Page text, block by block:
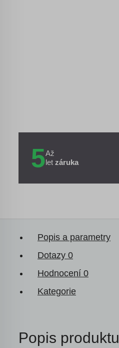
5Až
let záruka
Popis a parametry
Dotazy 0
Hodnocení 0
Kategorie
Popis produktu